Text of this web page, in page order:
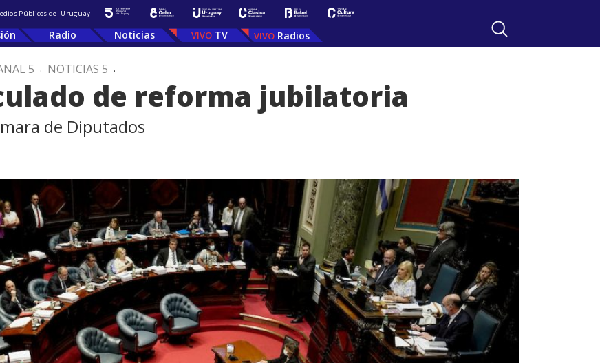
Públicos del Uruguay
Radio Noticias TV Radios
5 . NOTICIAS 5 .
de reforma jubilatoria
de Diputados